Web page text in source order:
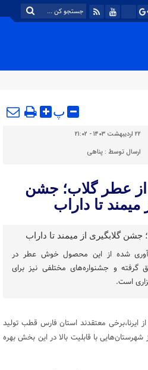
پ
۲۲ اردیبهشت ۱۴۰۳ - ۲۱:۰۲
ارسال توسط :پناهی
عطر گلاب؛ جشن
میمند تا داراب
شده از این محصول خوش عطر در
و جشنواره‌های مختلفی نیز برای
است.
ایرنا،برخی معتقدند استان فارس قطب تولید
با قابلیت بالا در این بخش بهره